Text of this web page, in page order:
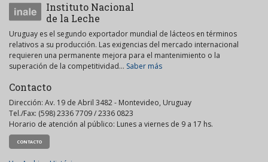
Instituto Nacional
de la Leche
Uruguay es el segundo exportador mundial de lácteos en términos
relativos a su producción. Las exigencias del mercado internacional
requieren una permanente mejora para el mantenimiento o la
superación de la competitividad... Saber más
Contacto
Dirección: Av. 19 de Abril 3482 - Montevideo, Uruguay
Tel./Fax: (598) 2336 7709 / 2336 0823
Horario de atención al público: Lunes a viernes de 9 a 17 hs.
CONTACTO